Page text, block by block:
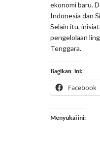
ekonomi baru.
Indonesia dan
Selain itu,
pengelolaan
Tenggara.
Bagikan ini:
Facebook
Menyukai ini: